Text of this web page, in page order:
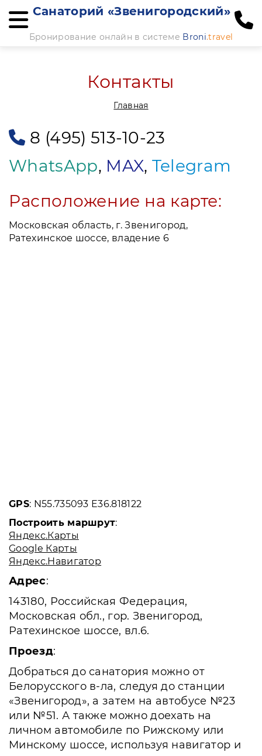
Санаторий «Звенигородский»
Бронирование онлайн в системе Broni.travel
Контакты
Главная
8 (495) 513-10-23
WhatsApp, MAX, Telegram
Расположение на карте:
Московская область, г. Звенигород,
Ратехинское шоссе, владение 6
GPS: N55.735093 E36.818122
Построить маршрут:
Яндекс.Карты
Google Карты
Яндекс.Навигатор
Адрес:
143180, Российская Федерация,
Московская обл., гор. Звенигород,
Ратехинское шоссе, вл.6.
Проезд:
Добраться до санатория можно от
Белорусского в-ла, следуя до станции
«Звенигород», а затем на автобусе №23
или №51. А также можно доехать на
личном автомобиле по Рижскому или
Минскому шоссе, используя навигатор и